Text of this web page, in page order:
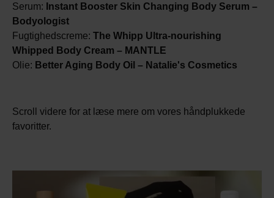
Serum: Instant Booster Skin Changing Body Serum –
Bodyologist
Fugtighedscreme: The Whipp Ultra-nourishing
Whipped Body Cream – MANTLE
Olie: Better Aging Body Oil – Natalie's Cosmetics
Scroll videre for at læse mere om vores håndplukkede
favoritter.